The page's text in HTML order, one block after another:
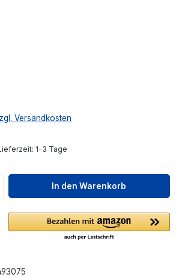
Versandkosten
1-3 Tage
Gib den
In den Warenkorb